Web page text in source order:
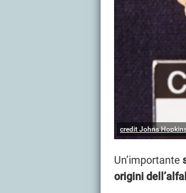
credit Johns
Un’importante
origini